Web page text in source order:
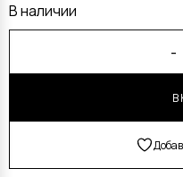
В наличии
-
В